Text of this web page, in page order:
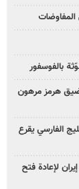
المفاوضات
بالفوسفور
هرمز مرهون
الفارسي يقرع
لإعادة فتح